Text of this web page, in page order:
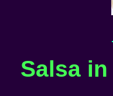
Salsa in